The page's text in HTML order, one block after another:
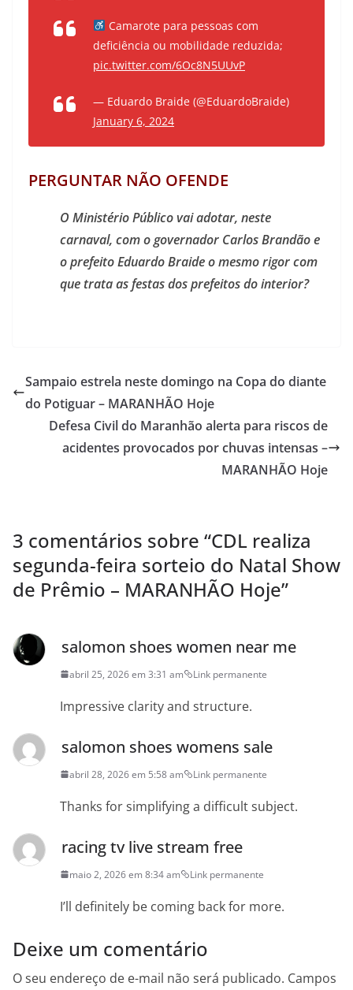
Camarote para pessoas com
deficiência ou mobilidade reduzida;
pic.twitter.com/6Oc8N5UUvP
— Eduardo Braide (@EduardoBraide)
January 6, 2024
PERGUNTAR NÃO OFENDE
O Ministério Público vai adotar, neste
carnaval, com o governador Carlos Brandão e
o prefeito Eduardo Braide o mesmo rigor com
que trata as festas dos prefeitos do interior?
Sampaio estrela neste domingo na Copa do diante
do Potiguar – MARANHÃO Hoje
Defesa Civil do Maranhão alerta para riscos de
acidentes provocados por chuvas intensas –
MARANHÃO Hoje
3 comentários sobre “CDL realiza
segunda-feira sorteio do Natal Show
de Prêmio – MARANHÃO Hoje”
salomon shoes women near me
abril 25, 2026 em 3:31 am Link permanente
Impressive clarity and structure.
salomon shoes womens sale
abril 28, 2026 em 5:58 am Link permanente
Thanks for simplifying a difficult subject.
racing tv live stream free
maio 2, 2026 em 8:34 am Link permanente
I’ll definitely be coming back for more.
Deixe um comentário
O seu endereço de e-mail não será publicado. Campos